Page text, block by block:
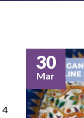
30
Mar
4